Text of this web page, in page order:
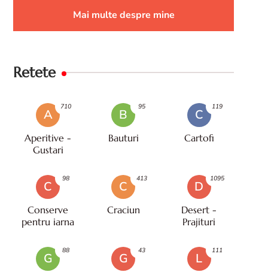
Mai multe despre mine
Retete
A
Aperitive -
Gustari
710
B
Bauturi
95
C
Cartofi
119
C
Conserve
pentru iarna
98
C
Craciun
413
D
Desert -
Prajituri
1095
G
88
G
43
L
111